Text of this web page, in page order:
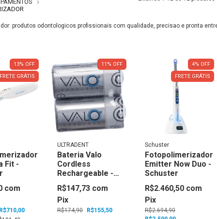
produtos odontologicos profissionais com qualidade, precisao e pronta
13% OFF
FRETE GRÁTIS
Fit -
com
11 % OFF
ULTRADENT
Bateria Valo
Cordless
Rechargeable -
Ultradent
R$174,90 R$155,50
R$147,73 com
Pix
4% OFF
FRETE GRÁTIS
Schuster
Fotopolimerizador
Emitter Now Duo -
Schuster
R$2.694,90
R$2.460,50 com
Pix